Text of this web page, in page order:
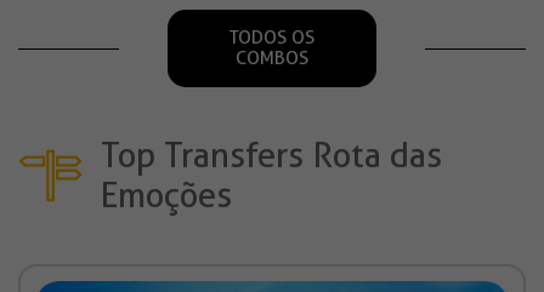
TODOS OS
COMBOS
Top Transfers Rota das
Emoções